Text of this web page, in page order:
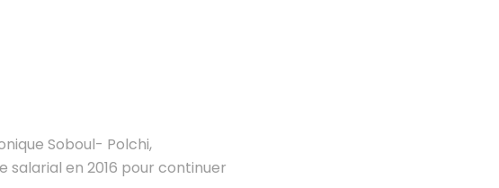
Soboul- Polchi,
en 2016 pour continuer